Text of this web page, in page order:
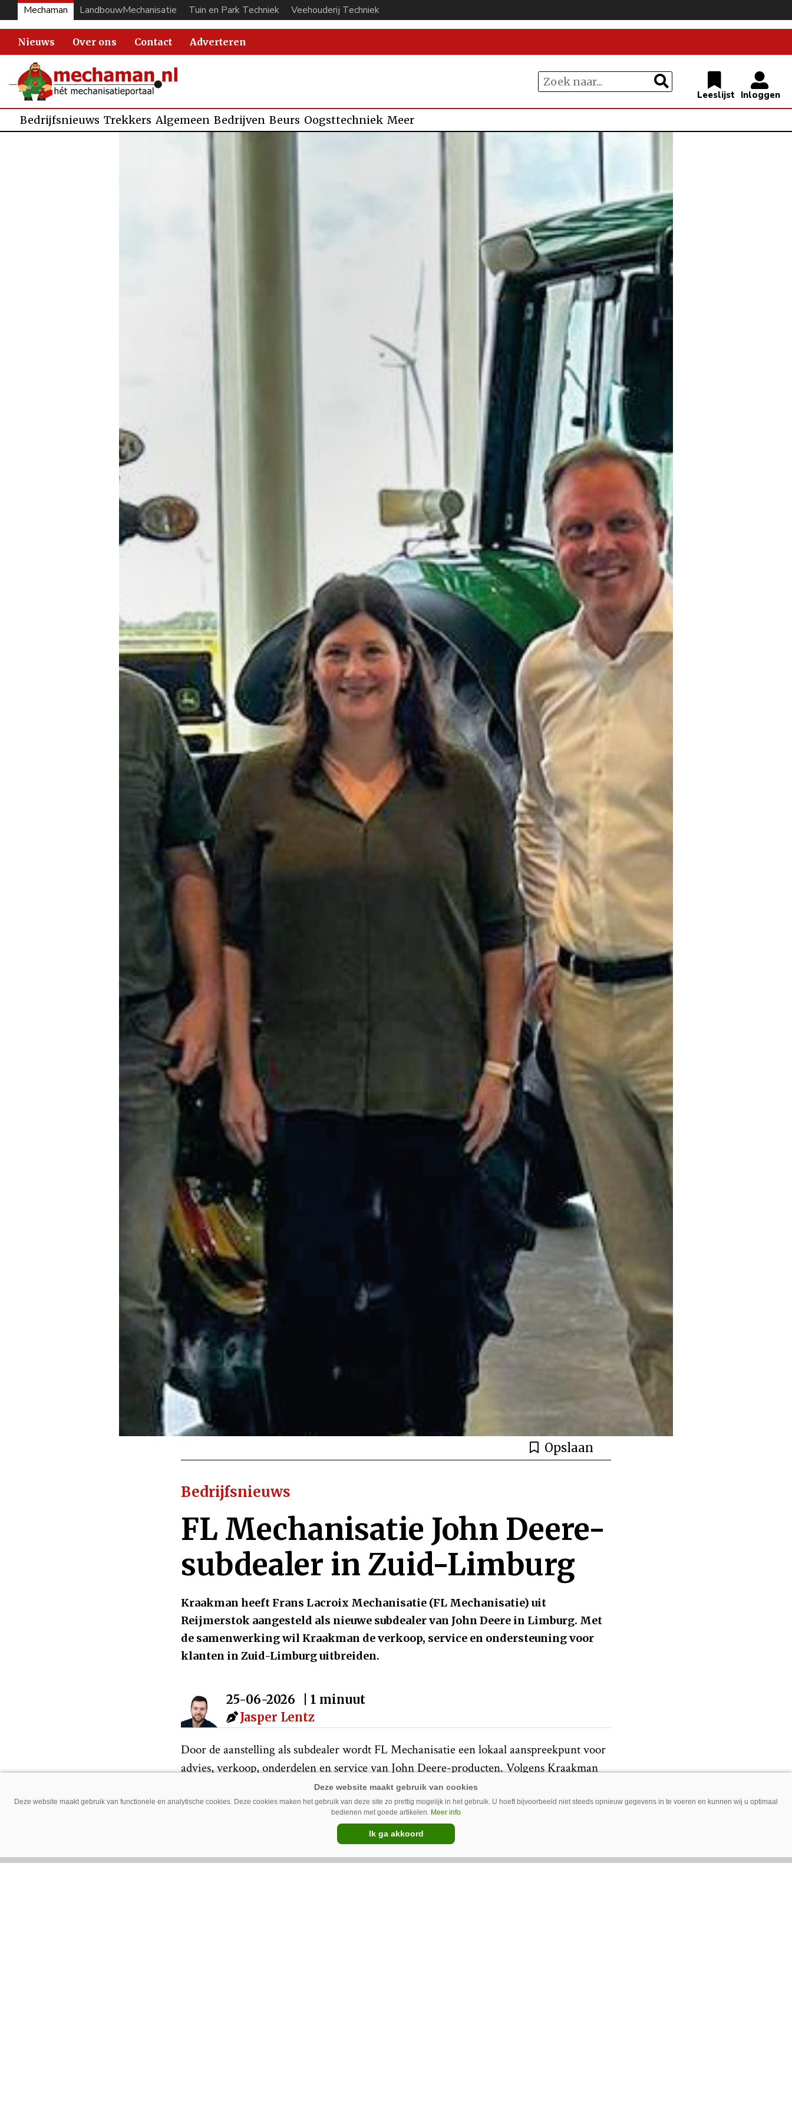
Mechaman LandbouwMechanisatie Tuin en Park Techniek Veehouderij Techniek
Nieuws Over ons Contact Adverteren
Bedrijfsnieuws Trekkers Algemeen Bedrijven Beurs Oogsttechniek Meer
Opslaan
Bedrijfsnieuws
FL Mechanisatie John Deere-
subdealer in Zuid-Limburg
Kraakman heeft Frans Lacroix Mechanisatie (FL Mechanisatie) uit
Reijmerstok aangesteld als nieuwe subdealer van John Deere in Limburg. Met
de samenwerking wil Kraakman de verkoop, service en ondersteuning voor
klanten in Zuid-Limburg uitbreiden.
25-06-2026
| 1 minuut
Jasper Lentz
Door de aanstelling als subdealer wordt FL Mechanisatie een lokaal aanspreekpunt voor
advies, verkoop, onderdelen en service van John Deere-producten. Volgens Kraakman
draagt de samenwerking bij aan een verdere uitbreiding van het dealernetwerk in Zuid-
Limburg. Het bedrijf stelt dat klanten hierdoor dichter bij huis terechtkunnen voor
ondersteuning en dienstverlening.
Deze website maakt gebruik van functionele en analytische cookies. Deze cookies maken het gebruik van deze site zo prettig mogelijk in het gebruik. U hoeft bijvoorbeeld niet steeds opnieuw gegevens in te voeren en kunnen wij u optimaal
bedienen met goede artikelen. Meer info
Ik ga akkoord